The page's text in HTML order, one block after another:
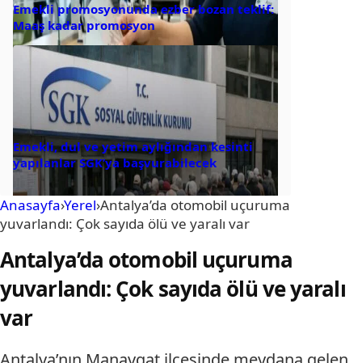
Emekli promosyonunda ezber bozan teklif:
Maaş kadar promosyon
Emekli, dul ve yetim aylığından kesinti
yapılanlar SGK’ya başvurabilecek
Anasayfa›Yerel›Antalya’da otomobil uçuruma
yuvarlandı: Çok sayıda ölü ve yaralı var
Antalya’da otomobil uçuruma
yuvarlandı: Çok sayıda ölü ve yaralı
var